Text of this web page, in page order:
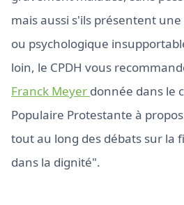
mais aussi s'ils présentent
ou psychologique
loin, le CPDH vous
Franck Meyer donnée dans le
Populaire Protestante à
tout au long des débats sur la
dans la dignité".